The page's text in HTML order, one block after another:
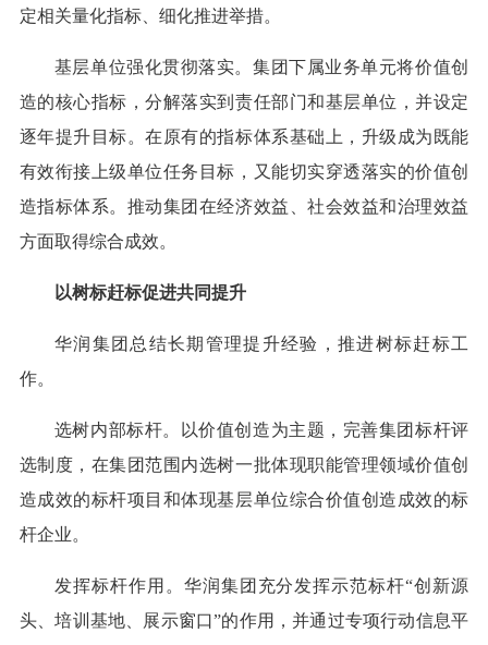
定相关量化指标、细化推进举措。
基层单位强化贯彻落实。集团下属业务单元将价值创
造的核心指标，分解落实到责任部门和基层单位，并设定
逐年提升目标。在原有的指标体系基础上，升级成为既能
有效衔接上级单位任务目标，又能切实穿透落实的价值创
造指标体系。推动集团在经济效益、社会效益和治理效益
方面取得综合成效。
以树标赶标促进共同提升
华润集团总结长期管理提升经验，推进树标赶标工
作。
选树内部标杆。以价值创造为主题，完善集团标杆评
选制度，在集团范围内选树一批体现职能管理领域价值创
造成效的标杆项目和体现基层单位综合价值创造成效的标
杆企业。
发挥标杆作用。华润集团充分发挥示范标杆“创新源
头、培训基地、展示窗口”的作用，并通过专项行动信息平